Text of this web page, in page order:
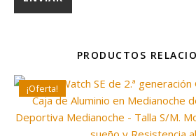
PRODUCTOS
¡Oferta!